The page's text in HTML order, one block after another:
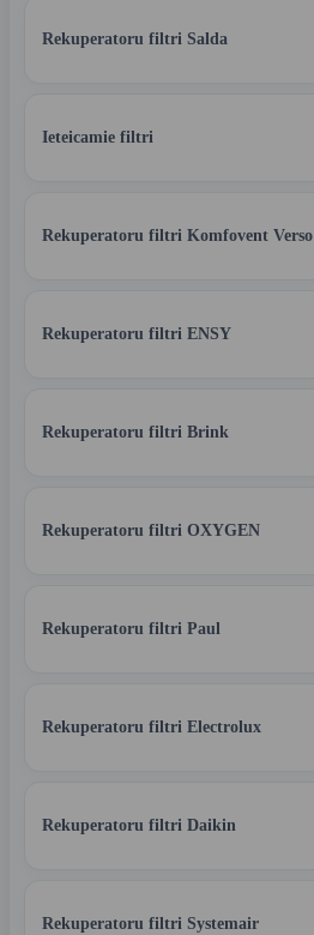
Rekuperatoru filtri Salda
Ieteicamie filtri
Rekuperatoru filtri Komfovent Verso
Rekuperatoru filtri ENSY
Rekuperatoru filtri Brink
Rekuperatoru filtri OXYGEN
Rekuperatoru filtri Paul
Rekuperatoru filtri Electrolux
Rekuperatoru filtri Daikin
Rekuperatoru filtri Systemair